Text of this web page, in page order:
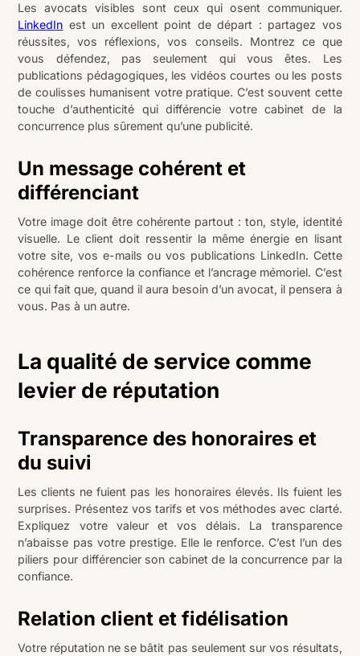
Les avocats visibles sont ceux qui osent communiquer.
LinkedIn est un excellent point de départ : partagez vos
réussites, vos réflexions, vos conseils. Montrez ce que
vous défendez, pas seulement qui vous êtes. Les
publications pédagogiques, les vidéos courtes ou les posts
de coulisses humanisent votre pratique. C’est souvent cette
touche d’authenticité qui différencie votre cabinet de la
concurrence plus sûrement qu’une publicité.
Un message cohérent et
différenciant
Votre image doit être cohérente partout : ton, style, identité
visuelle. Le client doit ressentir la même énergie en lisant
votre site, vos e-mails ou vos publications LinkedIn. Cette
cohérence renforce la confiance et l’ancrage mémoriel. C’est
ce qui fait que, quand il aura besoin d’un avocat, il pensera à
vous. Pas à un autre.
La qualité de service comme
levier de réputation
Transparence des honoraires et
du suivi
Les clients ne fuient pas les honoraires élevés. Ils fuient les
surprises. Présentez vos tarifs et vos méthodes avec clarté.
Expliquez votre valeur et vos délais. La transparence
n’abaisse pas votre prestige. Elle le renforce. C’est l’un des
piliers pour différencier son cabinet de la concurrence par la
confiance.
Relation client et fidélisation
Votre réputation ne se bâtit pas seulement sur vos résultats,